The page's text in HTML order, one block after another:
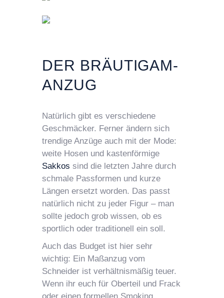
DER BRÄUTIGAM-
ANZUG
Natürlich gibt es verschiedene
Geschmäcker. Ferner ändern sich
trendige Anzüge auch mit der Mode:
weite Hosen und kastenförmige
Sakkos sind die letzten Jahre durch
schmale Passformen und kurze
Längen ersetzt worden. Das passt
natürlich nicht zu jeder Figur – man
sollte jedoch grob wissen, ob es
sportlich oder traditionell ein soll.
Auch das Budget ist hier sehr
wichtig: Ein Maßanzug vom
Schneider ist verhältnismäßig teuer.
Wenn ihr euch für Oberteil und Frack
oder einen formellen Smoking